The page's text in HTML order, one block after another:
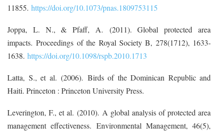
11855. https://doi.org/10.1073/pnas.1809753115
Joppa, L. N., & Pfaff, A. (2011). Global protected area
impacts. Proceedings of the Royal Society B, 278(1712), 1633-
1638. https://doi.org/10.1098/rspb.2010.1713
Latta, S., et al. (2006). Birds of the Dominican Republic and
Haiti. Princeton : Princeton University Press.
Leverington, F., et al. (2010). A global analysis of protected area
management effectiveness. Environmental Management, 46(5),